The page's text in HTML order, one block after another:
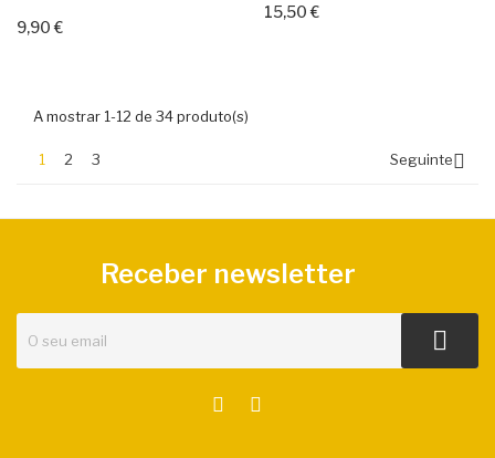
9,90 €Adicionar ao carrinho
15,50 €Adicionar ao carrinho
A mostrar 1-12 de 34 produto(s)
1 2 3 Seguinte
Receber newsletter